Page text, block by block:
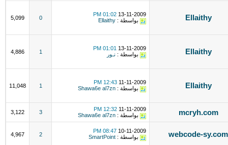
Ellaithy
13-11-2009
01:02 PM
بواسطة : Ellaithy
0
5,099
Ellaithy
13-11-2009
01:01 PM
بواسطة : نـور 1
4,886
Ellaithy
11-11-2009
12:43 PM
بواسطة : Shawa6e al7zn
1
11,048
mcryh.com
11-11-2009
12:32 PM
بواسطة : Shawa6e al7zn
3
3,122
webcode-sy.com
10-11-2009
08:47 PM
بواسطة : SmartPoint
2
4,967